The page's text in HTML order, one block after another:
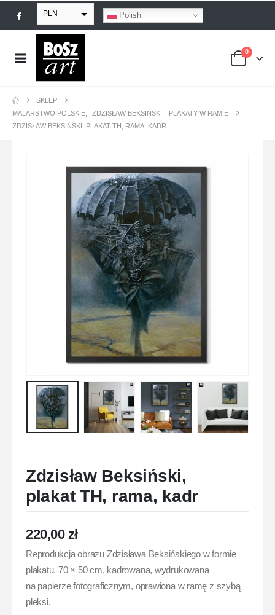
PLN
EUR
USD
Polish
0
SKLEP
MALARSTWO POLSKIE
ZDZISŁAW BEKSIŃSKI
PLAKATY W RAMIE
ZDZISŁAW BEKSIŃSKI, PLAKAT TH, RAMA, KADR
Zdzisław Beksiński,
plakat TH, rama, kadr
220,00 zł
Reprodukcja obrazu Zdzisława Beksińskiego w formie
plakatu, 70 × 50 cm, kadrowana, wydrukowana
na papierze fotograficznym, oprawiona w ramę z szybą
pleksi.